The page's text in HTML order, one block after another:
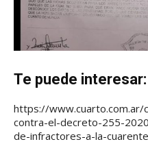
Te puede interesar:
https://www.cuarto.com.ar/
contra-el-decreto-255-
de-infractores-a-la-